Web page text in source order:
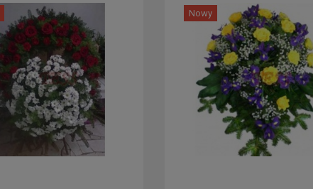
Nowy